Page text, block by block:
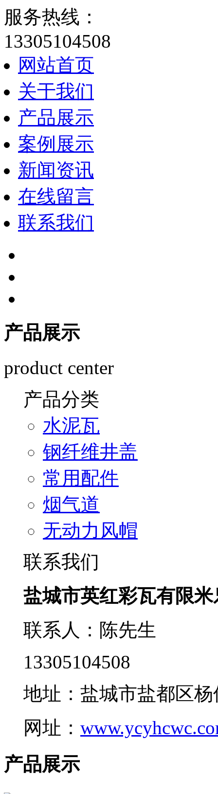
服务热线：
13305104508
网站首页
关于我们
产品展示
案例展示
新闻资讯
在线留言
联系我们
产品展示
product center
产品分类
水泥瓦
钢纤维井盖
常用配件
烟气道
无动力风帽
联系我们
盐城市英红彩瓦有限
联系人：陈先生
13305104508
地址：盐城市盐都区
网址：
产品展示